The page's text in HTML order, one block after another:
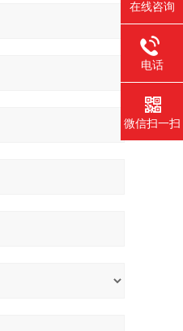
在线咨询
电话
微信扫一扫